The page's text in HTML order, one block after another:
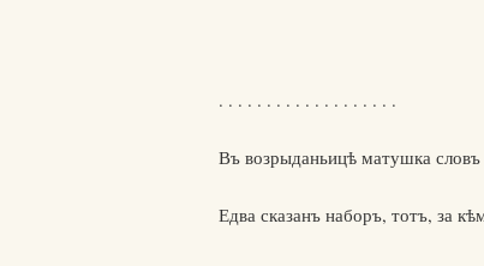
. . . . . . . . . . . . . . . . . . .
Въ возрыданьицѣ матушка
Едва сказанъ наборъ, тотъ, за